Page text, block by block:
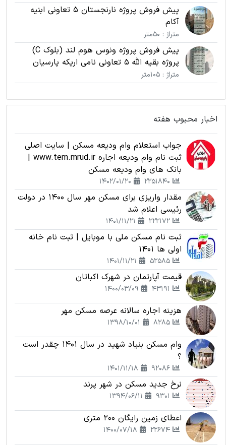
پیش فروش پروژه نارنجستان 5 تعاونی ابنیه
آکام
متراژ : 50متر
پیش فروش پروژه ونوس هوم لند (بلوک C)
پروژه بقیه الله 5 تعاونی نامی اریکه پارسیان
متراژ : 105متر
اخبار محبوب هفته
جواب استعلام وام ودیعه مسکن | سایت اصلی
ثبت نام وام ودیعه اجاره www.tem.mrud.ir |
بانک های وام ودیعه مسکن
مقدار واریزی برای مسکن مهر سال 1400 در دولت
رئیسی اعلام شد
ثبت نام مسکن ملی با موبایل | ثبت نام خانه
اولی ها 1401
قیمت آپارتمان در شهرک اکباتان
هزینه اجاره سالانه عرصه مسکن مهر
وام مسکن بنیاد شهید در سال 1401 چقدر است
؟
نرخ جدید مسکن در شهر پرند
اعطای زمین رایگان 200 متری